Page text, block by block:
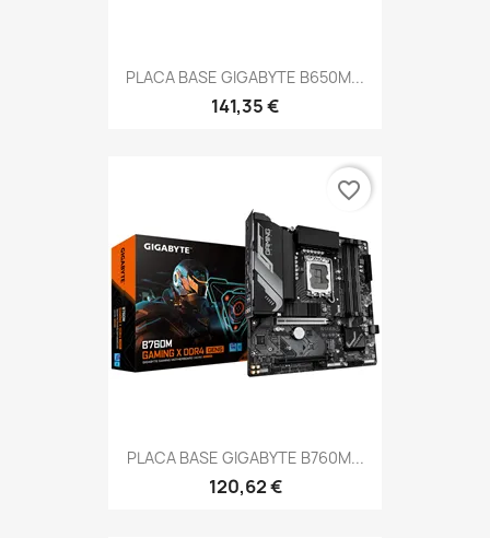
PLACA BASE GIGABYTE B650M...
141,35 €
PLACA BASE GIGABYTE B760M...
120,62 €
favorite_border